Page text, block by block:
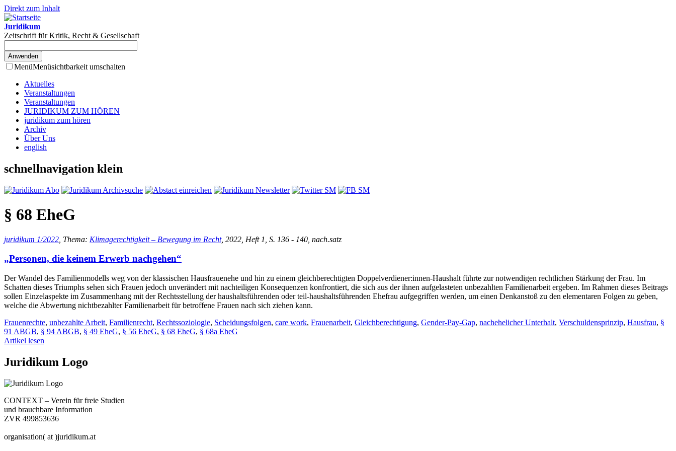
Direkt zum Inhalt
Juridikum
Zeitschrift für Kritik, Recht & Gesellschaft
MenüMenüsichtbarkeit umschalten
Aktuelles
Veranstaltungen
Veranstaltungen
JURIDIKUM ZUM HÖREN
juridikum zum hören
Archiv
Über Uns
english
schnellnavigation klein
§ 68 EheG
juridikum 1/2022 , Thema: Klimagerechtigkeit – Bewegung im Recht, 2022, Heft 1, S. 136 - 140, nach.satz
„Personen, die keinem Erwerb nachgehen“
Der Wandel des Familienmodells weg von der klassischen Hausfrauenehe und hin zu einem gleichberechtigten Doppelverdiener:innen-Haushalt führte zur notwendigen rechtlichen Stärkung der Frau. Im
Schatten dieses Triumphs sehen sich Frauen jedoch unverändert mit nachteiligen Konsequenzen konfrontiert, die sich aus der ihnen aufgelasteten unbezahlten Familienarbeit ergeben. Im Rahmen dieses Beitrags
sollen Einzelaspekte im Zusammenhang mit der Rechtsstellung der haushaltsführenden oder teil-haushaltsführenden Ehefrau aufgegriffen werden, um einen Denkanstoß zu den elementaren Folgen zu geben,
welche die Abwertung nichtbezahlter Familienarbeit für betroffene Frauen nach sich ziehen kann.
Frauenrechte, unbezahlte Arbeit, Familienrecht, Rechtssoziologie, Scheidungsfolgen, care work, Frauenarbeit, Gleichberechtigung, Gender-Pay-Gap, nachehelicher Unterhalt, Verschuldensprinzip, Hausfrau, §
91 ABGB, § 94 ABGB, § 49 EheG, § 56 EheG, § 68 EheG, § 68a EheG
Artikel lesen
Juridikum Logo
CONTEXT – Verein für freie Studien
und brauchbare Information
ZVR 499853636
organisation( at )juridikum.at